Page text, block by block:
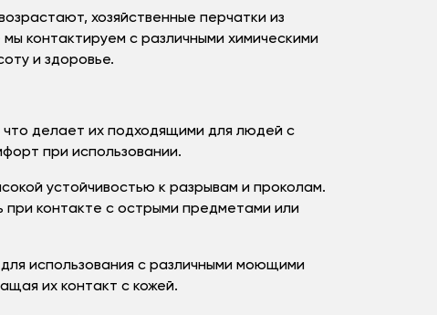
хозяйственные перчатки из
контактируем с различными химическими
и здоровье.
что делает их подходящими для людей с
при использовании.
устойчивостью к разрывам и проколам.
при контакте с острыми предметами или
использования с различными моющими
их контакт с кожей.